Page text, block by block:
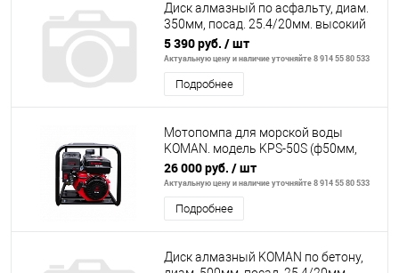
Диск алмазный по асфальту, диам.
350мм, посад. 25.4/20мм. высокий
ресурс
5 390 руб. / шт
Актуальную цену и наличие уточняйте 8 914 55 80 533
Подробнее
Мотопомпа для морской воды
KOMAN. модель KPS-50S (ф50мм,
бенз. двигатель 5.5л.с., произв.
583л/мин)
26 000 руб. / шт
Актуальную цену и наличие уточняйте 8 914 55 80 533
Подробнее
Диск алмазный KOMAN по бетону,